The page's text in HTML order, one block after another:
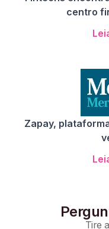
centro
Zapay,
Tire